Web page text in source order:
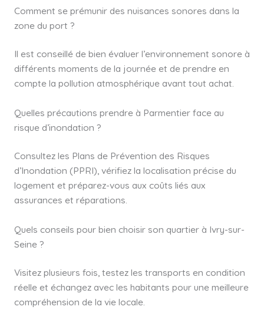
Comment se prémunir des nuisances sonores dans la
zone du port ?
Il est conseillé de bien évaluer l’environnement sonore à
différents moments de la journée et de prendre en
compte la pollution atmosphérique avant tout achat.
Quelles précautions prendre à Parmentier face au
risque d’inondation ?
Consultez les Plans de Prévention des Risques
d’Inondation (PPRI), vérifiez la localisation précise du
logement et préparez-vous aux coûts liés aux
assurances et réparations.
Quels conseils pour bien choisir son quartier à Ivry-sur-
Seine ?
Visitez plusieurs fois, testez les transports en condition
réelle et échangez avec les habitants pour une meilleure
compréhension de la vie locale.